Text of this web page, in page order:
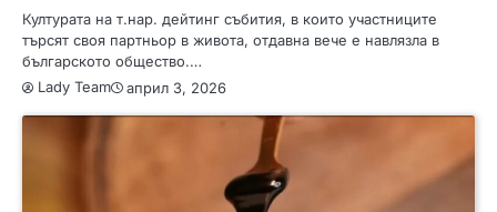
Културата на т.нар. дейтинг събития, в които участниците
търсят своя партньор в живота, отдавна вече е навлязла в
българското общество.…
Lady Team
април 3, 2026